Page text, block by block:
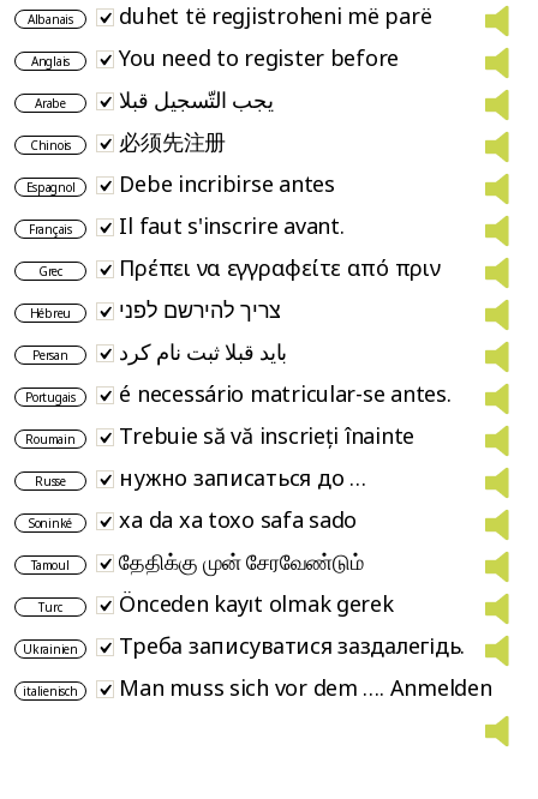
Albanais duhet të regjistroheni më parë
Anglais You need to register before
Arabe يجب التّسجيل قبلا
Chinois 必须先注册
Espagnol Debe incribirse antes
Français Il faut s'inscrire avant.
Grec Πρέπει να εγγραφείτε από πριν
Hébreu צריך להירשם לפני
Persan باید قبلا ثبت نام کرد
Portugais é necessário matricular-se antes.
Roumain Trebuie să vă inscrieți înainte
Russe нужно записаться до …
Soninké xa da xa toxo safa sado
Tamoul தேதிக்கு முன் சேரவேண்டும்
Turc Önceden kayıt olmak gerek
Ukrainien Треба записуватися заздалегідь.
italienisch Man muss sich vor dem …. Anmelden